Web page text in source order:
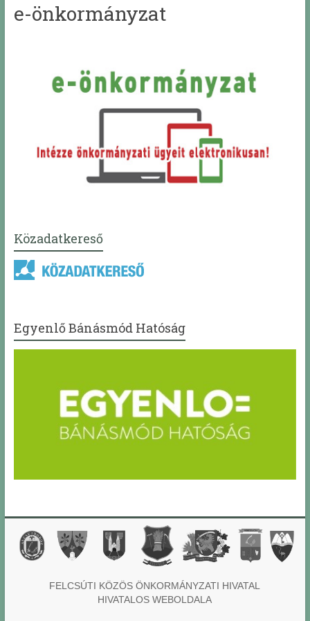
e-önkormányzat
Közadatkereső
Egyenlő Bánásmód Hatóság
FELCSÚTI KÖZÖS ÖNKORMÁNYZATI HIVATAL
HIVATALOS WEBOLDALA